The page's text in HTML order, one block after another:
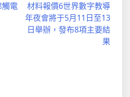
觸電
材料報價6世界數字教導
年夜會將于5月11日至13
日舉辦，發布8項主要結
果